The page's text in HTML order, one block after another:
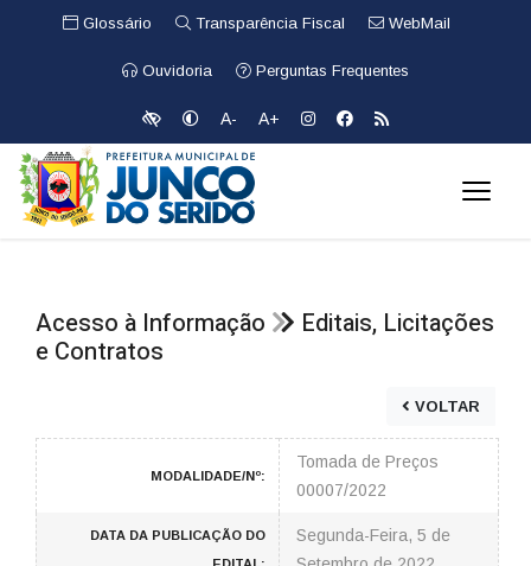
Glossário Transparência Fiscal WebMail
Ouvidoria Perguntas Frequentes
A- A+
Acesso à Informação
Editais, Licitações
e Contratos
VOLTAR
MODALIDADE/Nº:
Tomada de Preços
00007/2022
DATA DA PUBLICAÇÃO DO
Segunda-Feira, 5 de